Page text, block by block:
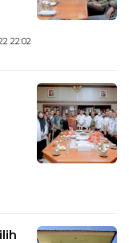
22:02